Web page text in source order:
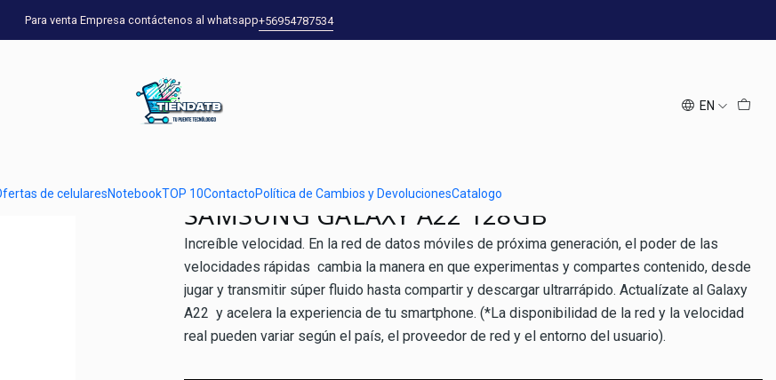
EN
de celularesNotebookTOP 10ContactoPolítica de Cambios y DevolucionesCatalogo
Para venta Empresa contáctenos al whatsapp+56954787534
Home falabella SAMSUNG GALAXY A22128GB Negro
SAMSUNG GALAXY A22128GB Negro
DESCRIPTION
SAMSUNG GALAXY A22 128GB
Increíble velocidad. En la red de datos móviles de próxima generación, el poder de las
velocidades rápidas cambia la manera en que experimentas y compartes contenido, desde
jugar y transmitir súper fluido hasta compartir y descargar ultrarrápido. Actualízate al Galaxy
A22 y acelera la experiencia de tu smartphone. (*La disponibilidad de la red y la velocidad
real pueden variar según el país, el proveedor de red y el entorno del usuario).